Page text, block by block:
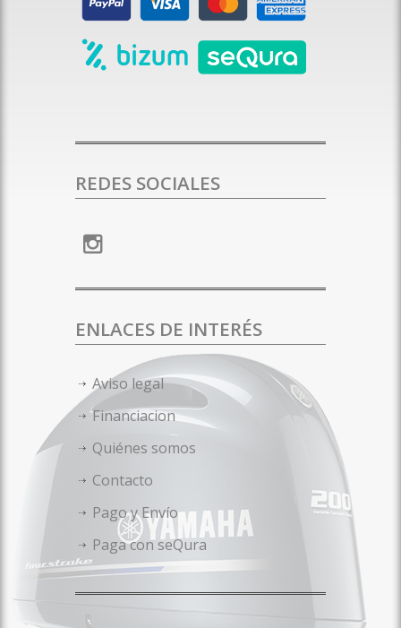
REDES SOCIALES
ENLACES DE INTERÉS
Aviso legal
Financiacion
Quiénes somos
Contacto
Pago y Envío
Paga con seQura